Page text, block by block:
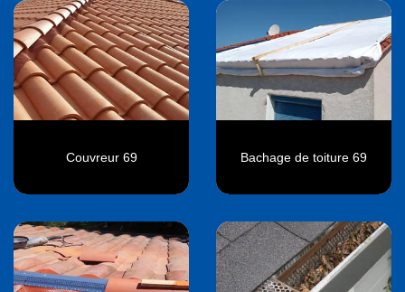
Couvreur 69 Bachage de toiture 69